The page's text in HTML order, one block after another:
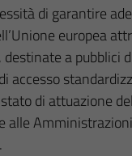
di garantire
europea
a pubblici
accesso
di attuazione
alle